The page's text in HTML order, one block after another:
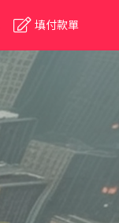
填付款單